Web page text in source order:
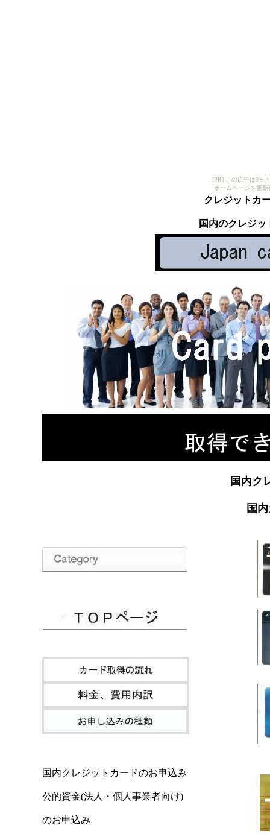
[PR] この広告は3ヶ
ホームページを更
クレジットカ
国内のクレジ
国内ク
国
国内クレジットカードのお申込み
公的資金(法人・個人事業者向け)
のお申込み